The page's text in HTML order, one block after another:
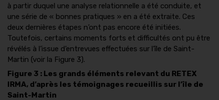
à partir duquel une analyse relationnelle a été conduite, et
une série de « bonnes pratiques » en a été extraite. Ces
deux dernières étapes n’ont pas encore été initiées.
Toutefois, certains moments forts et difficultés ont pu être
révélés à l’issue d’entrevues effectuées sur l’île de Saint-
Martin (voir la Figure 3).
Figure 3 : Les grands éléments relevant du RETEX
IRMA, d’après les témoignages recueillis sur l’île de
Saint-Martin